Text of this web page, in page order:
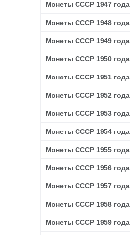
Монеты СССР 1947 года
Монеты СССР 1948 года
Монеты СССР 1949 года
Монеты СССР 1950 года
Монеты СССР 1951 года
Монеты СССР 1952 года
Монеты СССР 1953 года
Монеты СССР 1954 года
Монеты СССР 1955 года
Монеты СССР 1956 года
Монеты СССР 1957 года
Монеты СССР 1958 года
Монеты СССР 1959 года